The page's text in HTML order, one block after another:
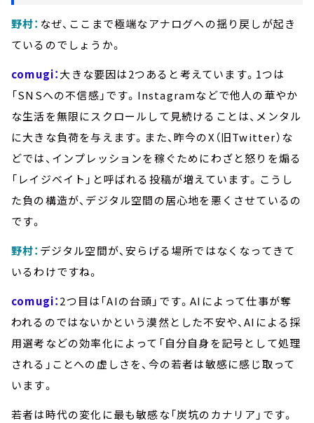
野村： なぜ、ここまで極端なアナログへの揺り戻しが起き
ているのでしょうか。
comugi：大きな要因は2つあると考えています。1つは
「SNSへの不信感」です。Instagramなどで他人の華やか
な生活を無限にスクロールして見続けることは、メンタル
に大きな負荷を与えます。また、昨今のX（旧Twitter）な
どでは、インプレッションを稼ぐためにわざと怒りを煽る
「レイジベイト」と呼ばれる投稿が増えています。こうし
た負の構造が、デジタル空間の居心地を悪くさせているの
です。
野村： デジタル空間が、安らげる場所ではなくなってきて
いるわけですね。
comugi：2つ目は「AIの台頭」です。AIによって仕事が奪
われるのではないかという漠然とした不安や、AIによる採
用選考などの効率化によって「自分自身を記号として処理
される」ことへの虚しさを、今の若者は敏感に感じ取って
います。
若者は時代の変化に最も敏感な「炭坑のカナリア」です。